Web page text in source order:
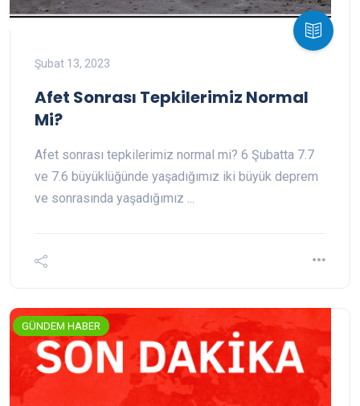
Şubat 13, 2023
Afet Sonrası Tepkilerimiz Normal
Mi?
Afet sonrası tepkilerimiz normal mi? 6 Şubatta 7.7
ve 7.6 büyüklüğünde yaşadığımız iki büyük deprem
ve sonrasında yaşadığımız ...
GÜNDEM HABER